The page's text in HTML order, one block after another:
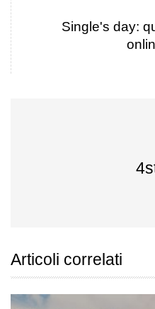
Single's day:
Articoli correlati